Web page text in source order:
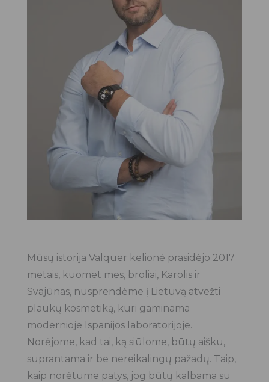
Mūsų istorija Valquer kelionė prasidėjo 2017
metais, kuomet mes, broliai, Karolis ir
Svajūnas, nusprendėme į Lietuvą atvežti
plaukų kosmetiką, kuri gaminama
modernioje Ispanijos laboratorijoje.
Norėjome, kad tai, ką siūlome, būtų aišku,
suprantama ir be nereikalingų pažadų. Taip,
kaip norėtume patys, jog būtų kalbama su